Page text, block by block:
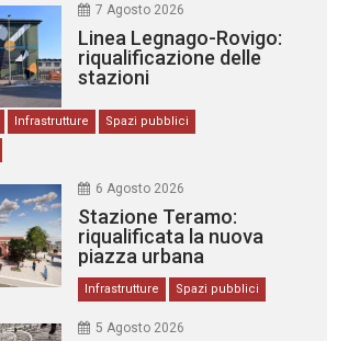
7 Agosto 2026
Linea Legnago-Rovigo:
riqualificazione delle
stazioni
Infrastrutture
Spazi pubblici
6 Agosto 2026
Stazione Teramo:
riqualificata la nuova
piazza urbana
Infrastrutture Spazi pubblici
5 Agosto 2026